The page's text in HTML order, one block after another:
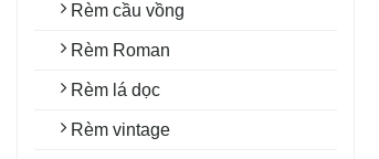
Rèm cầu vồng
Rèm Roman
Rèm lá dọc
Rèm vintage